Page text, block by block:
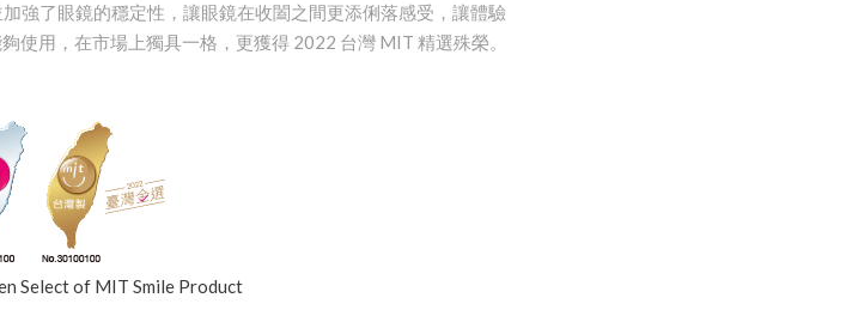
強了眼鏡的穩定性，讓眼鏡在收闔之間更添俐落感受，讓體驗
使用，在市場上獨具一格，更獲得 2022 台灣 MIT 精選殊榮。
Select of MIT Smile Product